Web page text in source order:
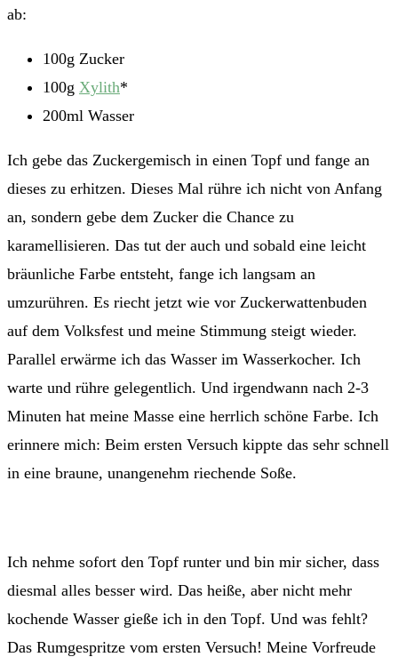
ab:
100g Zucker
100g Xylith*
200ml Wasser
Ich gebe das Zuckergemisch in einen Topf und fange an
dieses zu erhitzen. Dieses Mal rühre ich nicht von Anfang
an, sondern gebe dem Zucker die Chance zu
karamellisieren. Das tut der auch und sobald eine leicht
bräunliche Farbe entsteht, fange ich langsam an
umzurühren. Es riecht jetzt wie vor Zuckerwattenbuden
auf dem Volksfest und meine Stimmung steigt wieder.
Parallel erwärme ich das Wasser im Wasserkocher. Ich
warte und rühre gelegentlich. Und irgendwann nach 2-3
Minuten hat meine Masse eine herrlich schöne Farbe. Ich
erinnere mich: Beim ersten Versuch kippte das sehr schnell
in eine braune, unangenehm riechende Soße.
Ich nehme sofort den Topf runter und bin mir sicher, dass
diesmal alles besser wird. Das heiße, aber nicht mehr
kochende Wasser gieße ich in den Topf. Und was fehlt?
Das Rumgespritze vom ersten Versuch! Meine Vorfreude